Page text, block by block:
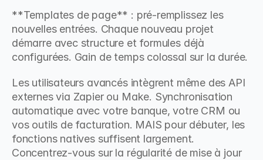
**Templates de page** : pré-remplissez les
nouvelles entrées. Chaque nouveau projet
démarre avec structure et formules déjà
configurées. Gain de temps colossal sur la durée.
Les utilisateurs avancés intègrent même des API
externes via Zapier ou Make. Synchronisation
automatique avec votre banque, votre CRM ou
vos outils de facturation. MAIS pour débuter, les
fonctions natives suffisent largement.
Concentrez-vous sur la régularité de mise à jour